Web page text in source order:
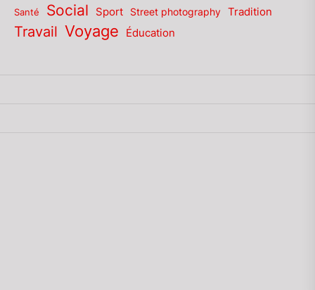
Santé Social Sport Street photography Tradition
Travail Voyage Éducation